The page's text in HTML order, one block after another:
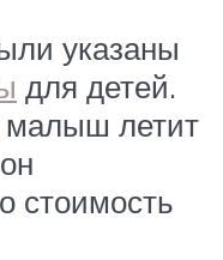
указаны
для детей.
малыш летит
стоимость